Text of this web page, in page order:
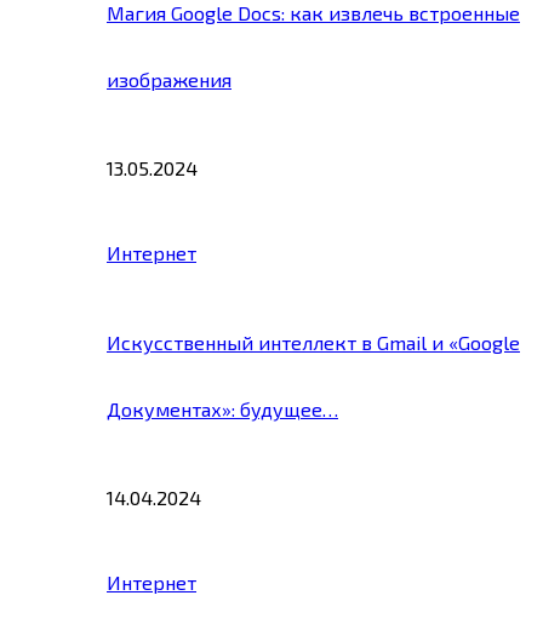
Магия Google Docs: как извлечь встроенные
изображения
13.05.2024
Интернет
Искусственный интеллект в Gmail и «Google
Документах»: будущее…
14.04.2024
Интернет